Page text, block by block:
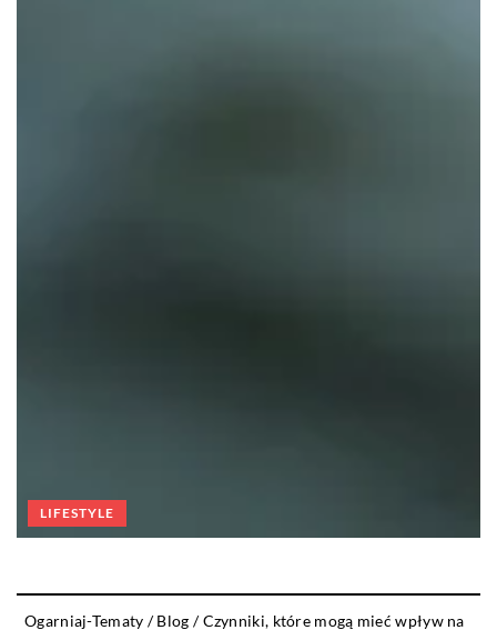
LIFESTYLE
Ogarniaj-Tematy /Blog /Czynniki, które mogą mieć wpływ na